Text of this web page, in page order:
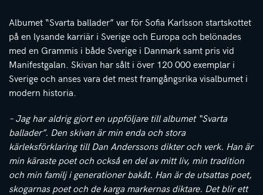
Albumet “Svarta ballader” var för Sofia Karlsson startskottet
på en lysande karriär i Sverige och Europa och belönades
med en Grammis i både Sverige i Danmark samt pris vid
Manifestgalan. Skivan har sålt i över 120 000 exemplar i
Sverige och anses vara det mest framgångsrika visalbumet i
modern historia.
– Jag har aldrig gjort en uppföljare till albumet “Svarta
ballader”. Den skivan är min enda och stora
kärleksförklaring till Dan Anderssons dikter och verk. Han är
min käraste poet och också en del av mitt liv, min tradition
och min familj i generationer bakåt. Han är de utsattas poet,
skogarnas poet och de karga markernas diktare. Det blir ett